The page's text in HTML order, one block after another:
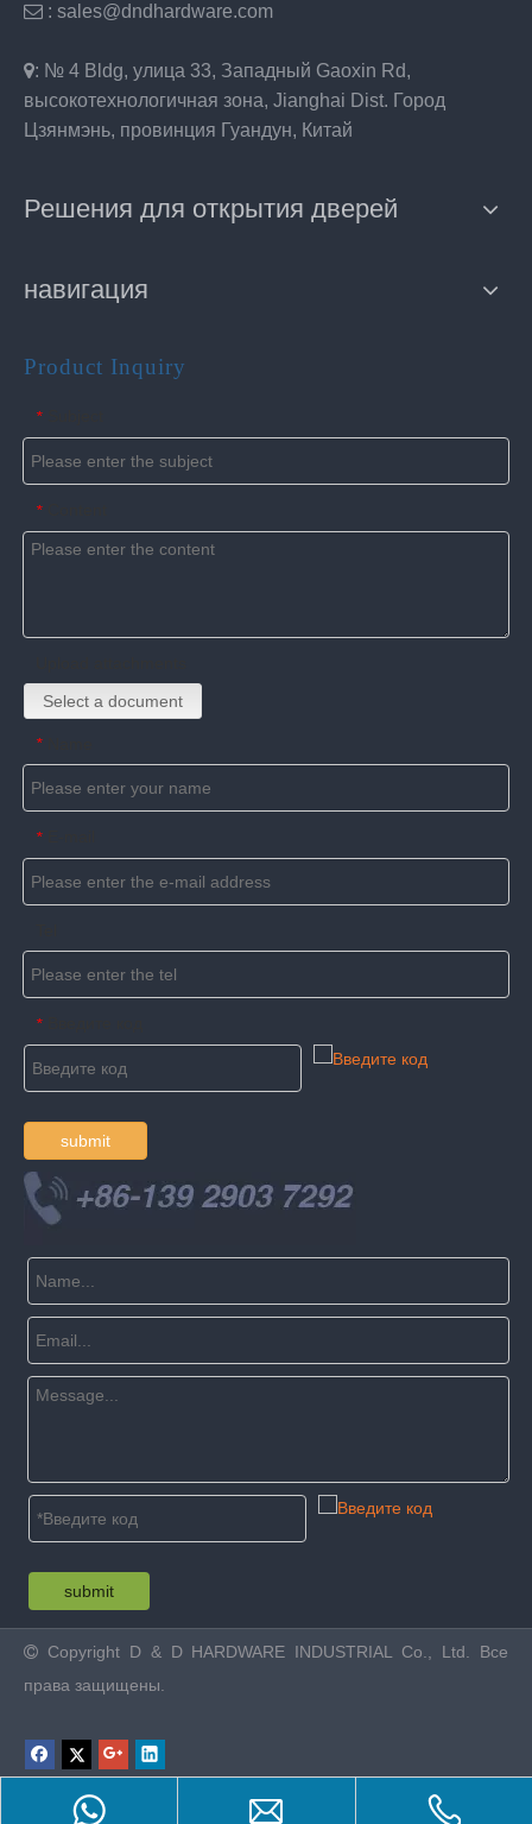
 : sales@dndhardware.com
: № 4 Bldg, улица 33, Западный Gaoxin Rd,
высокотехнологичная зона, Jianghai Dist. Город
Цзянмэнь, провинция Гуандун, Китай
Решения для открытия дверей
навигация
Product Inquiry
*
*
Select a document
*
*
*
submit
submit
 Copyright D & D HARDWARE INDUSTRIAL Co., Ltd. Все
права защищены.